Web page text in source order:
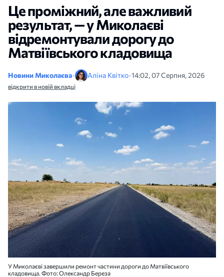
Це проміжний, але важливий
результат, — у Миколаєві
відремонтували дорогу до
Матвіївського кладовища
Новини Миколаєва• Аліна Квітко•14:02, 07 Серпня, 2026
відкрити в новій вкладці
У Миколаєві завершили ремонт частини дороги до Матвіївського
кладовища. Фото: Олександр Береза